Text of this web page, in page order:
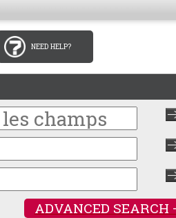
NEED HELP?
ADVANCED SEARCH